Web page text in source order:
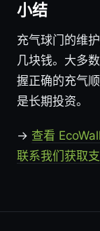
小结
充气球门的维
几块钱。大多
握正确的充气
是长期投资。
→ 查看
联系我们获取